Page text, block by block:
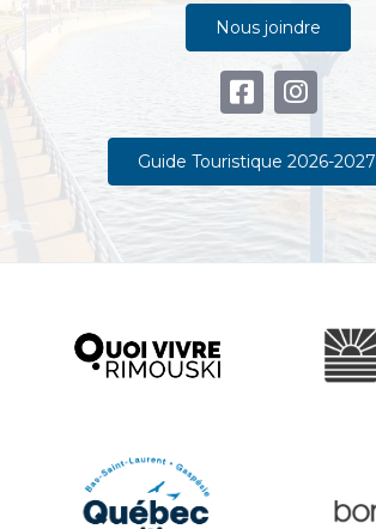
Nous joindre
Guide Touristique 2026-2027